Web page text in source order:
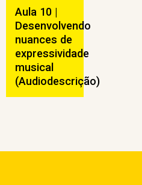
Aula 10 |
Desenvolvendo
nuances de
expressividade
musical
(Audiodescrição)